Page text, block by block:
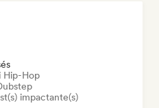
Hop
impactante(s)